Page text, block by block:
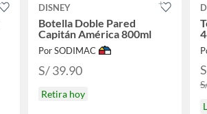
DISNEY
Botella Doble Pared
Capitán América 800ml
Por SODIMAC
S/ 39.90
Retira hoy